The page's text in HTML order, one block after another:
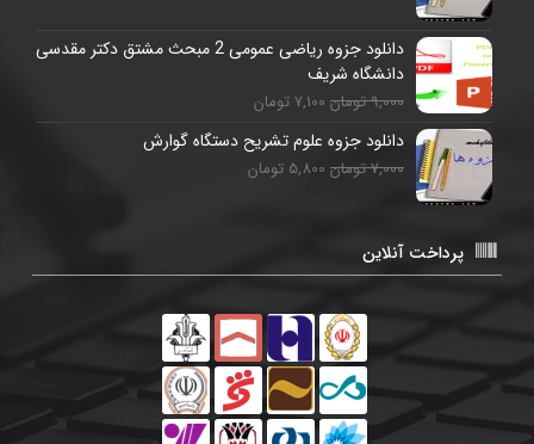
دانلود جزوه ریاضی عمومی 2 مبحث مشتق دکتر مقدسی
دانشگاه شریف
9,000 تومان 7,100 تومان
دانلود جزوه علوم تشریح دستگاه گوارش
7,000 تومان 5,800 تومان
پرداخت آنلاین